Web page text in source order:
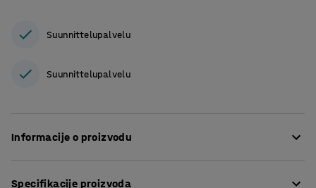
Suunnittelupalvelu
Suunnittelupalvelu
Informacije o proizvodu
pruža amortizaciju i udobnost, te sprečavanje umor i bol
Specifikacije proizvoda